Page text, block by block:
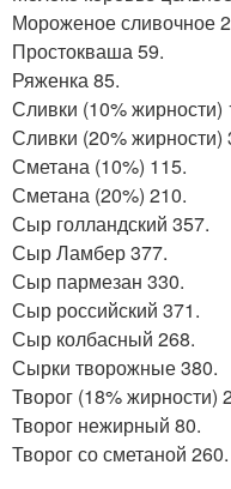
Мороженое сливочное
Простокваша 59.
Ряженка 85.
Сливки (10% жирности)
Сливки (20% жирности)
Сметана (10%) 115.
Сметана (20%) 210.
Сыр голландский 357.
Сыр Ламбер 377.
Сыр пармезан 330.
Сыр российский 371.
Сыр колбасный 268.
Сырки творожные 380.
Творог (18% жирности)
Творог нежирный 80.
Творог со сметаной 260.